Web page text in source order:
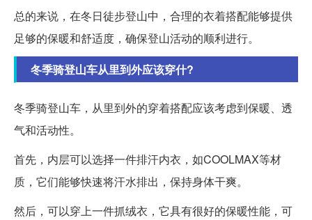
总的来说，在冬日徒步登山中，合理的衣着搭配能够提供
足够的保暖和舒适度，确保登山活动的顺利进行。
冬季骑登山车从里到外应该穿什?
冬季骑登山车，从里到外的穿着搭配应该考虑到保暖、透
气和活动性。
首先，内层可以选择一件排汗内衣，如COOLMAX等材
质，它们能够快速将汗水排出，保持身体干爽。
然后，可以穿上一件抓绒衣，它具有很好的保暖性能，可